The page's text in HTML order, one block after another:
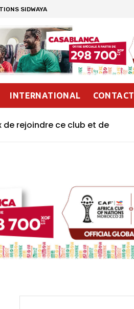
SIDWAYA
INTERNATIONAL CONTACT
de rejoindre ce club et de